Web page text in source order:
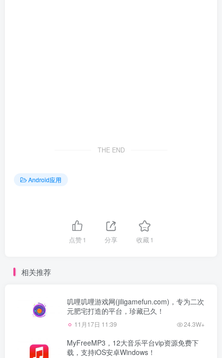
THE END
Android应用
点赞1 分享 收藏1
相关推荐
叽哩叽哩游戏网(jiligamefun.com)，专为二次
元肥宅打造的平台，珍藏已久！
11月17日 11:39 24.3W+
MyFreeMP3，12大音乐平台vip资源免费下
载，支持iOS安卓Windows！